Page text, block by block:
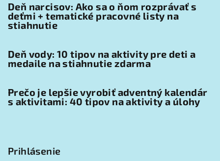
Deň narcisov: Ako sa o ňom rozprávať s
deťmi + tematické pracovné listy na
stiahnutie
Deň vody: 10 tipov na aktivity pre deti a
medaile na stiahnutie zdarma
Prečo je lepšie vyrobiť adventný kalendár
s aktivitami: 40 tipov na aktivity a úlohy
Prihlásenie